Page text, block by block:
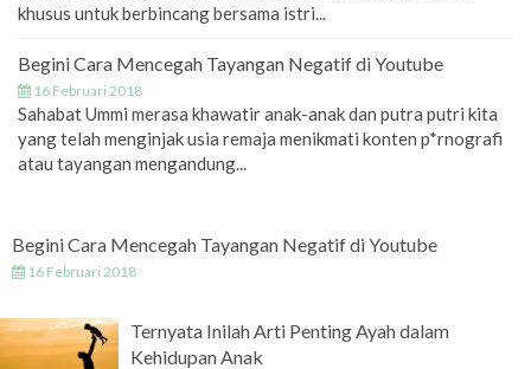
khusus untuk berbincang bersama istri...
Begini Cara Mencegah Tayangan Negatif di Youtube
16 Februari 2018
Sahabat Ummi merasa khawatir anak-anak dan putra putri kita
yang telah menginjak usia remaja menikmati konten p*rnografi
atau tayangan mengandung...
Begini Cara Mencegah Tayangan Negatif di Youtube
16 Februari 2018
Ternyata Inilah Arti Penting Ayah dalam
Kehidupan Anak